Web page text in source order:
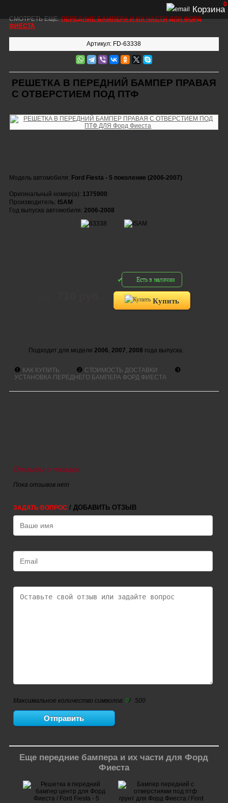
СМОТРЕТЬ ЕЩЕ:ПЕРЕДНИЕ БАМПЕРА И ИХ ЧАСТИ ДЛЯ ФОРД
ФИЕСТА
Артикул: FD-63338
РЕШЕТКА В ПЕРЕДНИЙ БАМПЕР ПРАВАЯ
С ОТВЕРСТИЕМ ПОД ПТФ
Модель автомобиля: Ford Fiesta - 5 поколение (2006-2007)
Оригинальный номер(а): 1375900
Производитель: ISAM
Год выпуска автомобиля: 2006-2008
Есть в наличии
Купить
Подходит для модели 2006, 2007, 2008 года выпуска.
❶ КАК КУПИТЬ ❷ СТОИМОСТЬ ДОСТАВКИ ❸
УСТАНОВКА ПЕРЕДНЕГО БАМПЕРА ФОРД ФИЕСТА
Отзывы о товаре
Пока отзывов нет
ЗАДАТЬ ВОПРОС / ДОБАВИТЬ ОТЗЫВ
Максимальное количество символов: 0/ 500
Еще передние бампера и их части для Форд
Фиеста
Корзина
0